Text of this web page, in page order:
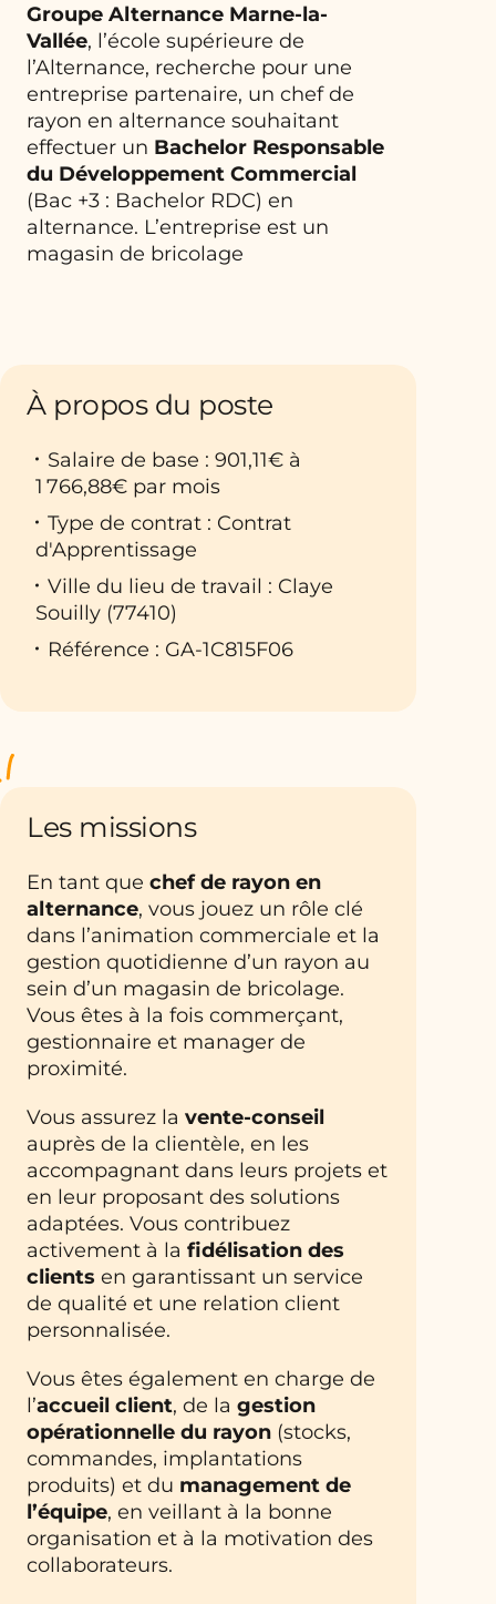
Groupe Alternance Marne-la-
Vallée, l’école supérieure de
l’Alternance, recherche pour une
entreprise partenaire, un chef de
rayon en alternance souhaitant
effectuer un Bachelor Responsable
du Développement Commercial
(Bac +3 : Bachelor RDC) en
alternance. L’entreprise est un
magasin de bricolage
À propos du poste
Salaire de base : 901,11€ à
1 766,88€ par mois
Type de contrat : Contrat
d'Apprentissage
Ville du lieu de travail : Claye
Souilly (77410)
Référence : GA-1C815F06
Les missions
En tant que chef de rayon en
alternance, vous jouez un rôle clé
dans l’animation commerciale et la
gestion quotidienne d’un rayon au
sein d’un magasin de bricolage.
Vous êtes à la fois commerçant,
gestionnaire et manager de
proximité.
Vous assurez la vente-conseil
auprès de la clientèle, en les
accompagnant dans leurs projets et
en leur proposant des solutions
adaptées. Vous contribuez
activement à la fidélisation des
clients en garantissant un service
de qualité et une relation client
personnalisée.
Vous êtes également en charge de
l’accueil client, de la gestion
opérationnelle du rayon (stocks,
commandes, implantations
produits) et du management de
l’équipe, en veillant à la bonne
organisation et à la motivation des
collaborateurs.